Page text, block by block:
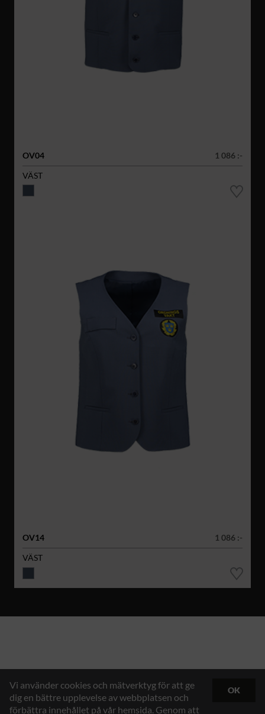
OV04
1 086 :-
VÄST
OV14
1 086 :-
VÄST
Vi använder cookies och mätverktyg för att ge
dig en bättre upplevelse av webbplatsen och
förbättra innehållet på vår hemsida. Genom att
OK